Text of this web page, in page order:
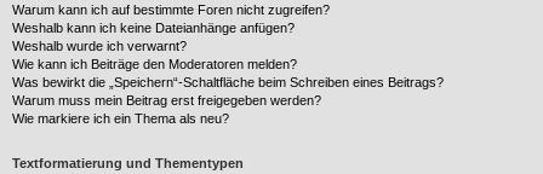
Warum kann ich auf bestimmte Foren nicht zugreifen?
Weshalb kann ich keine Dateianhänge anfügen?
Weshalb wurde ich verwarnt?
Wie kann ich Beiträge den Moderatoren melden?
Was bewirkt die „Speichern“-Schaltfläche beim Schreiben eines Beitrags?
Warum muss mein Beitrag erst freigegeben werden?
Wie markiere ich ein Thema als neu?
Textformatierung und Thementypen